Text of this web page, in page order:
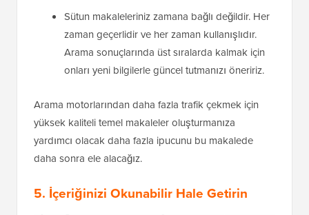
Sütun makaleleriniz zamana bağlı değildir. Her
zaman geçerlidir ve her zaman kullanışlıdır.
Arama sonuçlarında üst sıralarda kalmak için
onları yeni bilgilerle güncel tutmanızı öneririz.
Arama motorlarından daha fazla trafik çekmek için
yüksek kaliteli temel makaleler oluşturmanıza
yardımcı olacak daha fazla ipucunu bu makalede
daha sonra ele alacağız.
5. İçeriğinizi Okunabilir Hale Getirin